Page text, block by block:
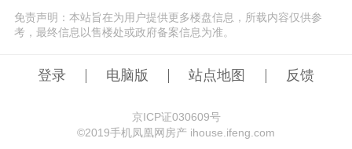
免责声明：本站旨在为用户提供更多楼盘信息，所载内容仅供参
考，最终信息以售楼处或政府备案信息为准。
登录 电脑版 站点地图 反馈
京ICP证030609号
©️2019手机凤凰网房产 ihouse.ifeng.com